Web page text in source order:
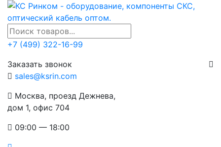
+7 (499) 322-16-99
Заказать звонок
sales@ksrin.com
Москва, проезд Дежнева,
дом 1, офис 704
09:00 — 18:00